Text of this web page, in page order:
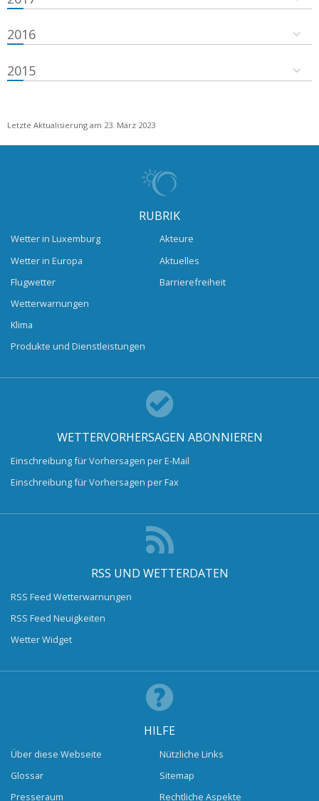
2016
2015
Letzte Aktualisierung am 23. März 2023
RUBRIK
Wetter in Luxemburg
Wetter in Europa
Flugwetter
Wetterwarnungen
Klima
Produkte und Dienstleistungen
Akteure
Aktuelles
Barrierefreiheit
WETTERVORHERSAGEN ABONNIEREN
Einschreibung für Vorhersagen per E-Mail
Einschreibung für Vorhersagen per Fax
RSS UND WETTERDATEN
RSS Feed Wetterwarnungen
RSS Feed Neuigkeiten
Wetter Widget
HILFE
Über diese Webseite
Glossar
Presseraum
Nützliche Links
Sitemap
Rechtliche Aspekte